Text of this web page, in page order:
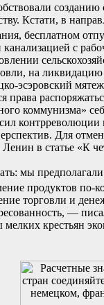
Кстати, в
бесплатном
с
на ликвидацию
эсэровский
права
коммунизма»
Для
в статье «К
мы предполагали
продуктов
торговли и
—
крестьян